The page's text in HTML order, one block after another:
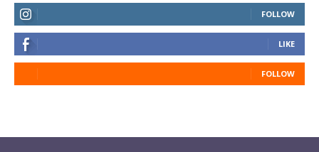
FOLLOW
LIKE
FOLLOW